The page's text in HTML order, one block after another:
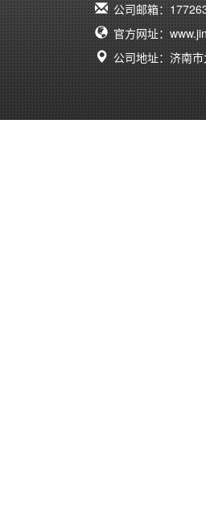
公司邮箱：
官方网址：
公司地址：济南